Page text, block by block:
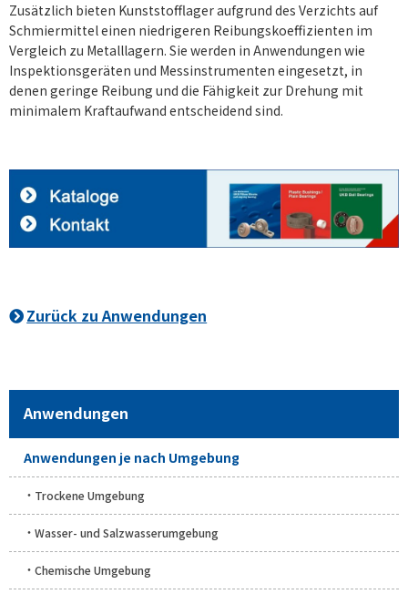
Zusätzlich bieten Kunststofflager aufgrund des Verzichts auf
Schmiermittel einen niedrigeren Reibungskoeffizienten im
Vergleich zu Metalllagern. Sie werden in Anwendungen wie
Inspektionsgeräten und Messinstrumenten eingesetzt, in
denen geringe Reibung und die Fähigkeit zur Drehung mit
minimalem Kraftaufwand entscheidend sind.
Zurück zu Anwendungen
Anwendungen
Anwendungen je nach Umgebung
Trockene Umgebung
Wasser- und Salzwasserumgebung
Chemische Umgebung